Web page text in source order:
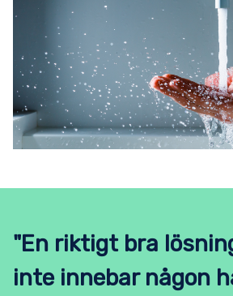
"En riktigt bra
inte innebar någon